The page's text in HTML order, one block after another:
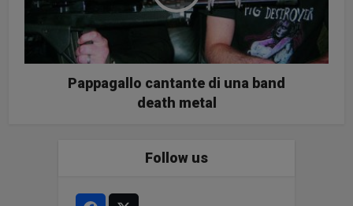
Pappagallo cantante di una band
death metal
Follow us